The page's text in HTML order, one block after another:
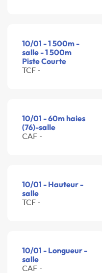
10/01 - 1 500m -
salle - 1 500m
Piste Courte
TCF -
10/01 - 60m haies
(76)-salle
CAF -
10/01 - Hauteur -
salle
TCF -
10/01 - Longueur -
salle
CAF -